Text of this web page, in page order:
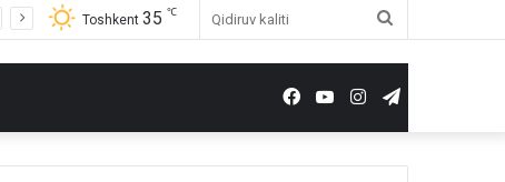
Toshkent 35 ℃
Telegram
Instagram
YouTube
Facebook